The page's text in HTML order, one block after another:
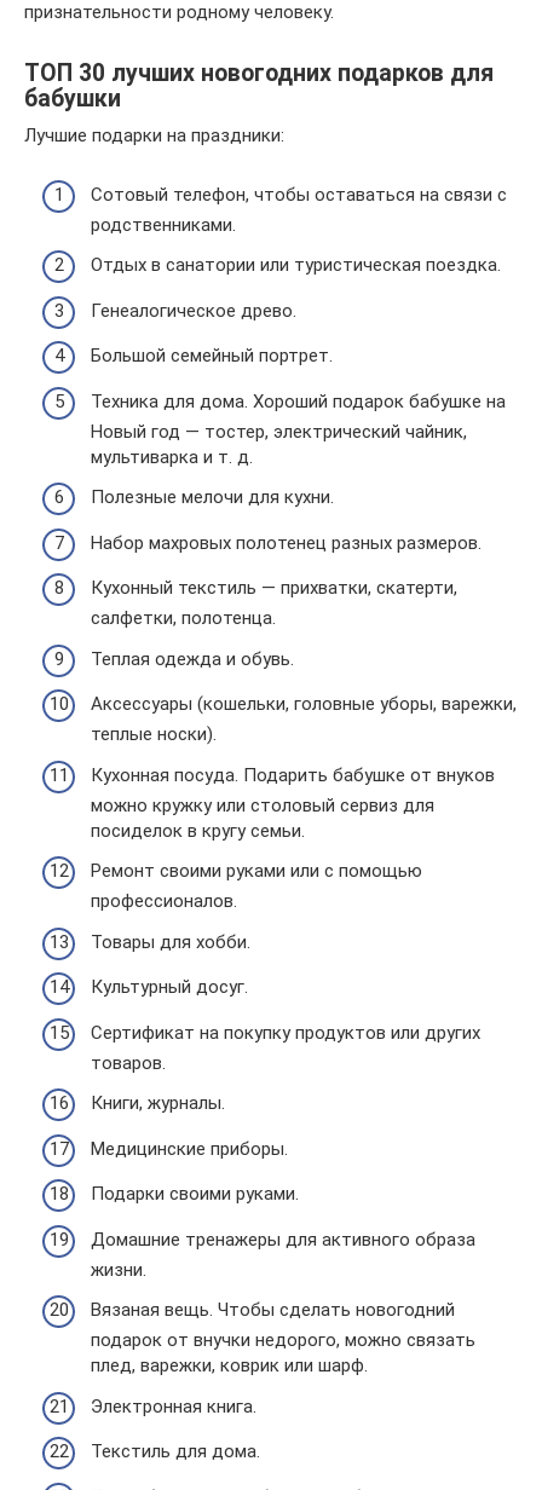
признательности родному человеку.
ТОП 30 лучших новогодних подарков для
бабушки
Лучшие подарки на праздники:
Сотовый телефон, чтобы оставаться на связи с
родственниками.
Отдых в санатории или туристическая поездка.
Генеалогическое древо.
Большой семейный портрет.
Техника для дома. Хороший подарок бабушке на
Новый год — тостер, электрический чайник,
мультиварка и т. д.
Полезные мелочи для кухни.
Набор махровых полотенец разных размеров.
Кухонный текстиль — прихватки, скатерти,
салфетки, полотенца.
Теплая одежда и обувь.
Аксессуары (кошельки, головные уборы, варежки,
теплые носки).
Кухонная посуда. Подарить бабушке от внуков
можно кружку или столовый сервиз для
посиделок в кругу семьи.
Ремонт своими руками или с помощью
профессионалов.
Товары для хобби.
Культурный досуг.
Сертификат на покупку продуктов или других
товаров.
Книги, журналы.
Медицинские приборы.
Подарки своими руками.
Домашние тренажеры для активного образа
жизни.
Вязаная вещь. Чтобы сделать новогодний
подарок от внучки недорого, можно связать
плед, варежки, коврик или шарф.
Электронная книга.
Текстиль для дома.